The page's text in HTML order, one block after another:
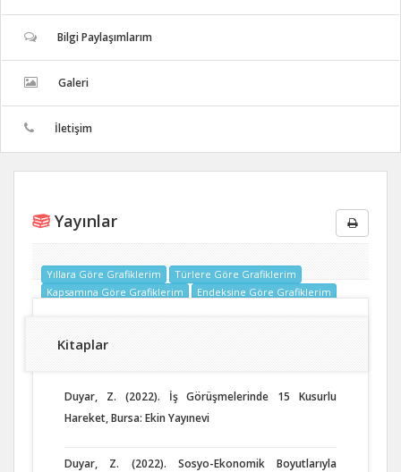
Bilgi Paylaşımlarım
Galeri
İletişim
Yayınlar
Yıllara Göre Grafiklerim
Türlere Göre Grafiklerim
Kapsamına Göre Grafiklerim
Endeksine Göre Grafiklerim
Kitaplar
Duyar, Z. (2022). İş Görüşmelerinde 15 Kusurlu
Hareket, Bursa: Ekin Yayınevi
Duyar, Z. (2022). Sosyo-Ekonomik Boyutlarıyla